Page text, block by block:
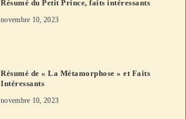
Résumé du Petit Prince, faits intéressants
novembre 10, 2023
Résumé de « La Métamorphose » et Faits
Intéressants
novembre 10, 2023